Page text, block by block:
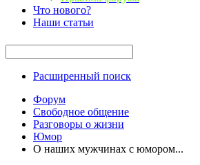
Что нового?
Наши статьи
Расширенный поиск
Форум
Свободное общение
Разговоры о жизни
Юмор
О наших мужчинах с юмором...